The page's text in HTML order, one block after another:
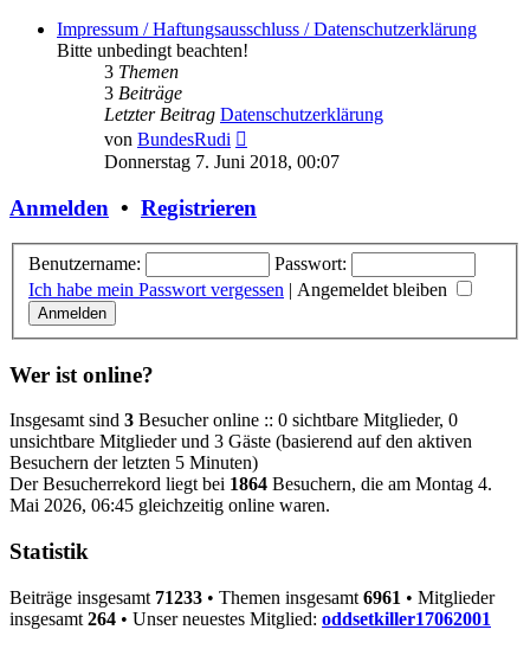
Impressum / Haftungsausschluss / Datenschutzerklärung
Bitte unbedingt beachten!
3 Themen
3 Beiträge
Letzter Beitrag Datenschutzerklärung
von BundesRudi
Beitrag
Donnerstag 7. Juni 2018, 00:07
Anmelden • Registrieren
Benutzername:
Passwort:
Ich habe mein Passwort vergessen | Angemeldet bleiben
Wer ist online?
Insgesamt sind 3 Besucher online :: 0 sichtbare Mitglieder, 0
unsichtbare Mitglieder und 3 Gäste (basierend auf den aktiven
Besuchern der letzten 5 Minuten)
Der Besucherrekord liegt bei 1864 Besuchern, die am Montag 4.
Mai 2026, 06:45 gleichzeitig online waren.
Statistik
Beiträge insgesamt 71233 • Themen insgesamt 6961 • Mitglieder
insgesamt 264 • Unser neuestes Mitglied: oddsetkiller17062001